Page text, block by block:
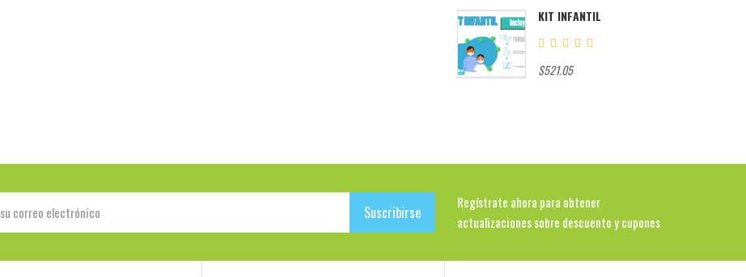
KIT INFANTIL
$521.05
Suscribirse
Regístrate ahora para obtener
actualizaciones sobre descuento y cupones